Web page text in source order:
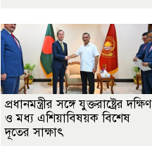
প্রধানমন্ত্রীর সঙ্গে যুক্তরাষ্ট্রের দক্ষিণ
ও মধ্য এশিয়াবিষয়ক বিশেষ
দূতের সাক্ষাৎ